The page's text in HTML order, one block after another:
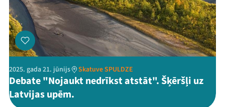
2025. gada 21. jūnijs Skatuve SPULDZE
Debate "Nojaukt nedrīkst atstāt". Šķēršļi uz
Latvijas upēm.